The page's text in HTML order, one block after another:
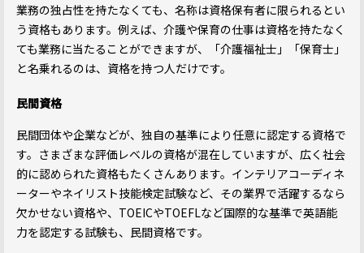
業務の独占性を持たなくても、名称は資格保有者に限られるとい
う資格もあります。例えば、介護や保育の仕事は資格を持たなく
ても業務に当たることができますが、「介護福祉士」「保育士」
と名乗れるのは、資格を持つ人だけです。
民間資格
民間団体や企業などが、独自の基準により任意に認定する資格で
す。さまざまな評価レベルの資格が混在していますが、広く社会
的に認められた資格もたくさんあります。インテリアコーディネ
ーターやネイリスト技能検定試験など、その業界で活躍するなら
欠かせない資格や、TOEICやTOEFLなど国際的な基準で英語能
力を認定する試験も、民間資格です。